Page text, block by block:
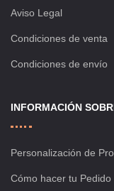
Aviso Legal
Condiciones de venta
Condiciones de envío
INFORMACIÓN
Personalización de
Cómo hacer tu Pedido